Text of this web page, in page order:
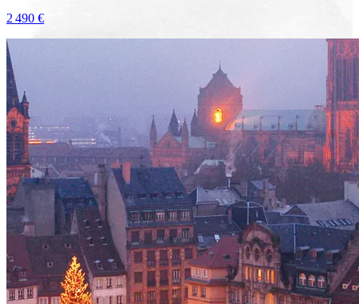
2 490 €
Voir le voyage